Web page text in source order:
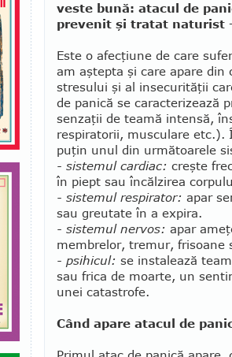
veste bună: atacul de
prevenit şi tratat naturist
Este o afecţiune de care
am aştepta şi care apare
stresului şi al insecurităţii
de panică se caracterizează
senzaţii de teamă intensă,
respiratorii, musculare etc.).
puţin unul din următoarele
- sistemul cardiac: creşte
în piept sau încălzirea
- sistemul respirator: apar
sau greutate în a expira.
- sistemul nervos: apar
membrelor, tremur, frisoane
- psihicul: se instalează
sau frica de moarte, un
unei catastrofe.
Când apare atacul de